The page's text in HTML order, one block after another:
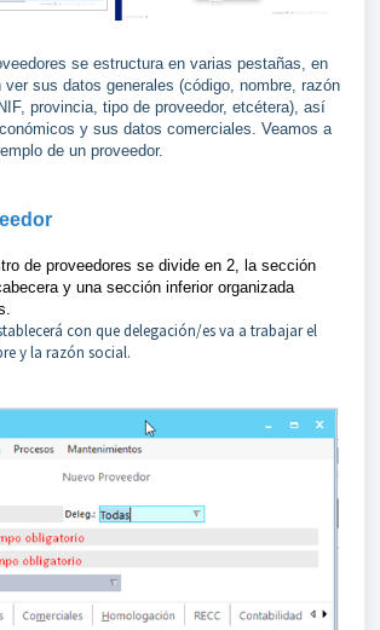
se estructura en varias pestañas, en
ver sus datos generales (código, nombre, razón
provincia, tipo de proveedor, etcétera), así
y sus datos comerciales. Veamos a
de un proveedor.
de proveedores se divide en 2, la sección
y una sección inferior organizada
con que delegación/es va a trabajar el
y la razón social.